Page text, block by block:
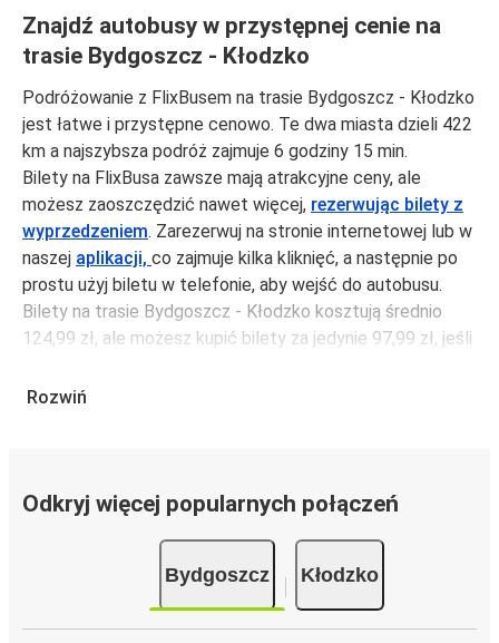
Znajdź autobusy w przystępnej cenie na
trasie Bydgoszcz - Kłodzko
Podróżowanie z FlixBusem na trasie Bydgoszcz - Kłodzko
jest łatwe i przystępne cenowo. Te dwa miasta dzieli 422
km a najszybsza podróż zajmuje 6 godziny 15 min.
Bilety na FlixBusa zawsze mają atrakcyjne ceny, ale
możesz zaoszczędzić nawet więcej, rezerwując bilety z
wyprzedzeniem. Zarezerwuj na stronie internetowej lub w
naszej aplikacji, co zajmuje kilka kliknięć, a następnie po
prostu użyj biletu w telefonie, aby wejść do autobusu.
Bilety na trasie Bydgoszcz - Kłodzko kosztują średnio
124,99 zł, ale możesz kupić bilety za jedynie 97,99 zł, jeśli
unikając weekendów i świąt. Aby podróżować szybko,
jedynie 6 godziny 15 min.
Podróż autobusemma mniejszy wpływ na środowisko
niż podróż samochodem czy samolotem. Stale pracujemy
Rozwiń
Odkryj więcej popularnych połączeń
Bydgoszcz Kłodzko